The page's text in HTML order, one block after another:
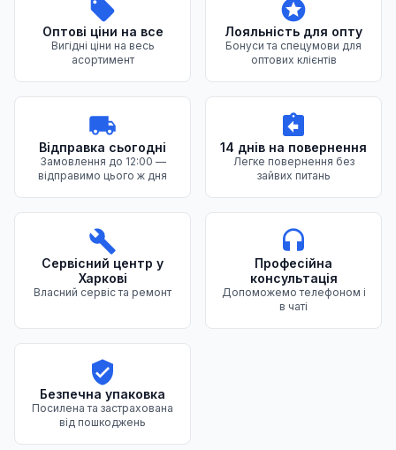
Оптові ціни на все
Вигідні ціни на весь
асортимент
Лояльність для опту
Бонуси та спецумови для
оптових клієнтів
Відправка сьогодні
Замовлення до 12:00 —
відправимо цього ж дня
14 днів на повернення
Легке повернення без
зайвих питань
Сервісний центр у
Харкові
Власний сервіс та ремонт
Професійна
консультація
Допоможемо телефоном і
в чаті
Безпечна упаковка
Посилена та застрахована
від пошкоджень